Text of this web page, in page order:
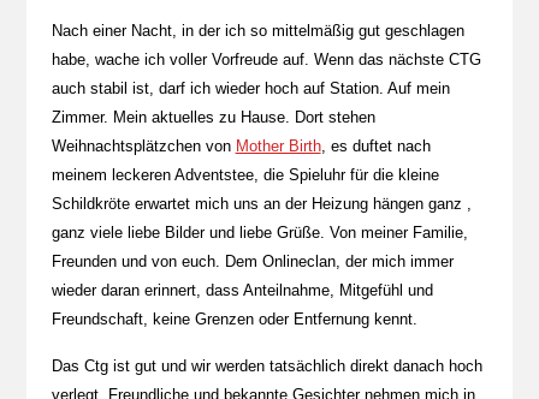
Nach einer Nacht, in der ich so mittelmäßig gut geschlagen
habe, wache ich voller Vorfreude auf. Wenn das nächste CTG
auch stabil ist, darf ich wieder hoch auf Station. Auf mein
Zimmer. Mein aktuelles zu Hause. Dort stehen
Weihnachtsplätzchen von Mother Birth, es duftet nach
meinem leckeren Adventstee, die Spieluhr für die kleine
Schildkröte erwartet mich uns an der Heizung hängen ganz ,
ganz viele liebe Bilder und liebe Grüße. Von meiner Familie,
Freunden und von euch. Dem Onlineclan, der mich immer
wieder daran erinnert, dass Anteilnahme, Mitgefühl und
Freundschaft, keine Grenzen oder Entfernung kennt.
Das Ctg ist gut und wir werden tatsächlich direkt danach hoch
verlegt. Freundliche und bekannte Gesichter nehmen mich in